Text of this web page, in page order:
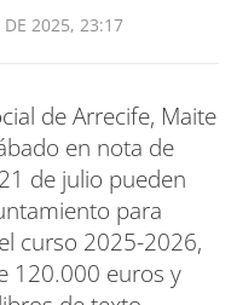
DE 2025, 23:17
de Arrecife, Maite
en nota de
de julio pueden
para
curso 2025-2026,
120.000 euros y